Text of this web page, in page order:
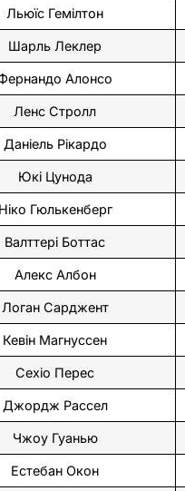
Льюїс Гемілтон
Шарль Леклер
Алонсо
Ленс Стролл
Даніель Рікардо
Юкі Цунода
Ніко Гюлькенберг
Валттері Боттас
Алекс Албон
Логан Сарджент
Кевін Магнуссен
Сехіо Перес
Джордж Рассел
Чжоу Гуанью
Естебан Окон